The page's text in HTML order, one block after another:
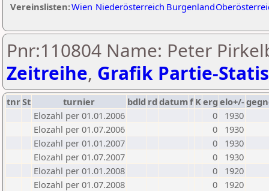
Vereinslisten:Wien Niederösterreich Burgenland
Pnr:110804 Name: Peter
Zeitreihe, Grafik Partie-
tnrSt turnier bdld rd datumf Kerg elo+/-
Elozahl per 01.01.2006
0
1930
Elozahl per 01.07.2006
0
1930
Elozahl per 01.01.2007
0
1930
Elozahl per 01.07.2007
0
1930
Elozahl per 01.01.2008
0
1920
Elozahl per 01.07.2008
0
1920